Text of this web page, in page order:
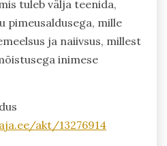
tuleb välja teenida,
pimeusaldusega, mille
ja naiivsus, millest
inimese
akt/13276914